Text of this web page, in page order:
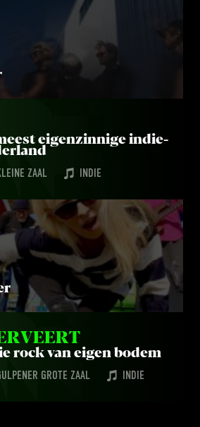
eigen­zin­ni­ge indie­
ZAAL INDIE
rock van eigen bodem
GROTE ZAAL INDIE